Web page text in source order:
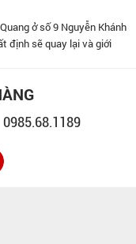
ở số 9 Nguyễn Khánh
định sẽ quay lại và giới
0985.68.1189